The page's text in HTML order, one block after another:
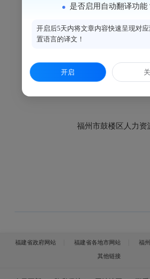
联 系 人：李恒
福州市鼓楼区人力资
福建省政府网站 福建省各地市网站
福
其他链接
是否启用自动翻译功能
开启后5天内将文章内容快速呈现对
置语言的译文！
开启